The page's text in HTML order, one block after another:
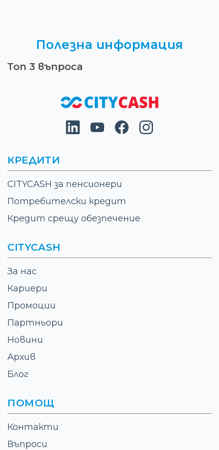
Полезна информация
Топ 3 въпроса
КРЕДИТИ
CITYCASH за пенсионери
Потребителски кредит
Кредит срещу обезпечение
CITYCASH
За нас
Кариери
Промоции
Партньори
Новини
Архив
Блог
ПОМОЩ
Контакти
Въпроси